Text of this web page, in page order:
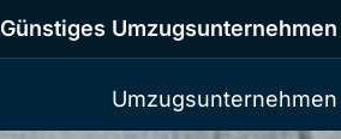
Günstiges
Umzugsunternehmen